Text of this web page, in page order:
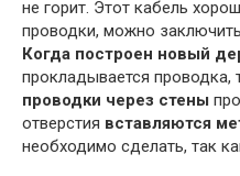
не горит. Этот кабель
проводки, можно
Когда построен новый
прокладывается проводка,
проводки через стены
отверстия вставляются
необходимо сделать, так